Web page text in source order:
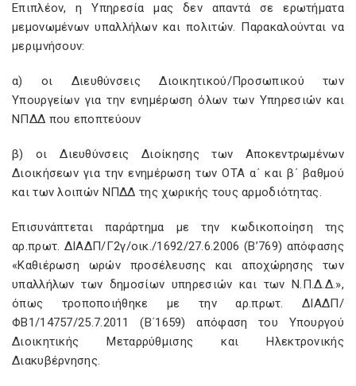
Επιπλέον, η Υπηρεσία μας δεν απαντά σε ερωτήματα
μεμονωμένων υπαλλήλων και πολιτών. Παρακαλούνται να
μεριμνήσουν:
α) οι Διευθύνσεις Διοικητικού/Προσωπικού των
Υπουργείων για την ενημέρωση όλων των Υπηρεσιών και
ΝΠΔΔ που εποπτεύουν
β) οι Διευθύνσεις Διοίκησης των Αποκεντρωμένων
Διοικήσεων για την ενημέρωση των ΟΤΑ α΄ και β΄ βαθμού
και των λοιπών ΝΠΔΔ της χωρικής τους αρμοδιότητας.
Επισυνάπτεται παράρτημα με την κωδικοποίηση της
αρ.πρωτ. ΔΙΑΔΠ/Γ2γ/οικ./1692/27.6.2006 (Β’769) απόφασης
«Καθιέρωση ωρών προσέλευσης και αποχώρησης των
υπαλλήλων των δημοσίων υπηρεσιών και των Ν.Π.Δ.Δ.»,
όπως τροποποιήθηκε με την αρ.πρωτ. ΔΙΑΔΠ/
ΦΒ1/14757/25.7.2011 (Β΄1659) απόφαση του Υπουργού
Διοικητικής Μεταρρύθμισης και Ηλεκτρονικής
Διακυβέρνησης.